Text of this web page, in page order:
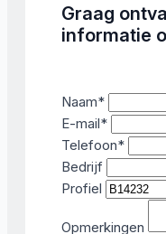
Graag
informatie
Naam*
E-mail*
Telefoon*
Bedrijf
Profiel
Opmerkingen